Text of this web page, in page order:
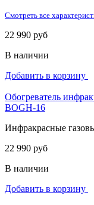
Смотреть все
22 990 руб
В наличии
Добавить в корзину
Обогреватель
BOGH-16
Инфракрасные
22 990 руб
В наличии
Добавить в корзину